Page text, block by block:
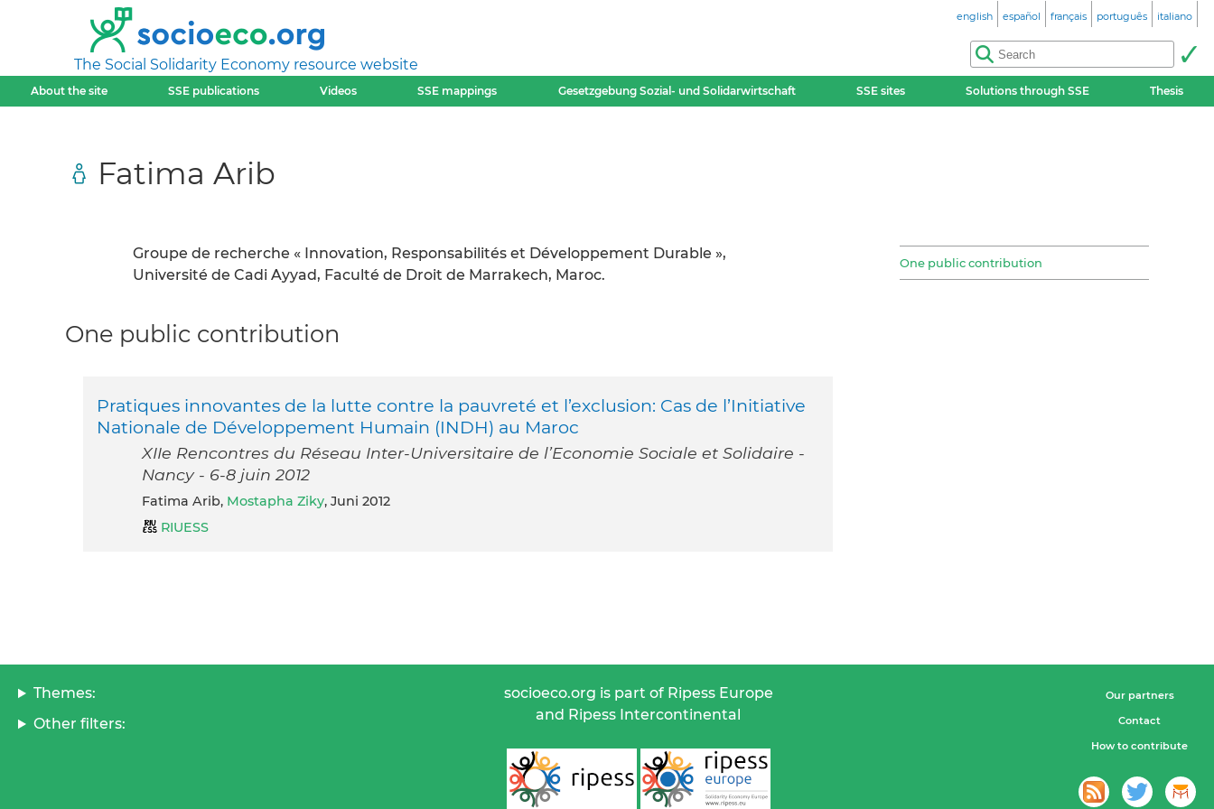
The Social Solidarity Economy resource website
english español français português italiano
About the site SSE publications Videos SSE mappings Gesetzgebung Sozial- und Solidarwirtschaft SSE sites Solutions through SSE Thesis
Fatima Arib
Groupe de recherche « Innovation, Responsabilités et Développement Durable »,
Université de Cadi Ayyad, Faculté de Droit de Marrakech, Maroc.
One public contribution
One public contribution
Pratiques innovantes de la lutte contre la pauvreté et l’exclusion: Cas de l’Initiative
Nationale de Développement Humain (INDH) au Maroc
XIIe Rencontres du Réseau Inter-Universitaire de l’Economie Sociale et Solidaire -
Nancy - 6-8 juin 2012
Fatima Arib, Mostapha Ziky, Juni 2012
RIUESS
Themes:
Other filters:
socioeco.org is part of Ripess Europe
and Ripess Intercontinental
Our partners
Contact
How to contribute